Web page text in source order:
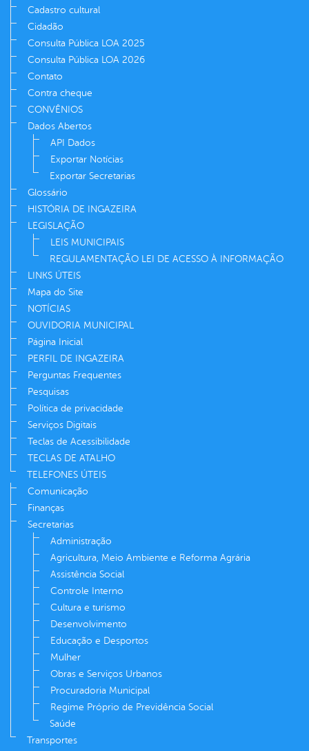
Cadastro cultural
Cidadão
Consulta Pública LOA 2025
Consulta Pública LOA 2026
Contato
Contra cheque
CONVÊNIOS
Dados Abertos
API Dados
Exportar Notícias
Exportar Secretarias
Glossário
HISTÓRIA DE INGAZEIRA
LEGISLAÇÃO
LEIS MUNICIPAIS
REGULAMENTAÇÃO LEI DE ACESSO À INFORMAÇÃO
LINKS ÚTEIS
Mapa do Site
NOTÍCIAS
OUVIDORIA MUNICIPAL
Página Inicial
PERFIL DE INGAZEIRA
Perguntas Frequentes
Pesquisas
Política de privacidade
Serviços Digitais
Teclas de Acessibilidade
TECLAS DE ATALHO
TELEFONES ÚTEIS
Comunicação
Finanças
Secretarias
Administração
Agricultura, Meio Ambiente e Reforma Agrária
Assistência Social
Controle Interno
Cultura e turismo
Desenvolvimento
Educação e Desportos
Mulher
Obras e Serviços Urbanos
Procuradoria Municipal
Regime Próprio de Previdência Social
Saúde
Transportes